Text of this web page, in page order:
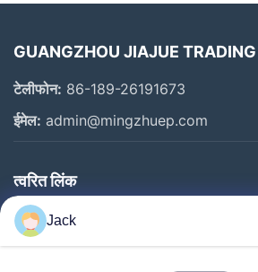
GUANGZHOU JIAJUE
टेलीफोन: 86-189-26191673
ईमेल: admin@mingzhuep.com
त्वरित लिंक
घर
उत्पाद
Jack